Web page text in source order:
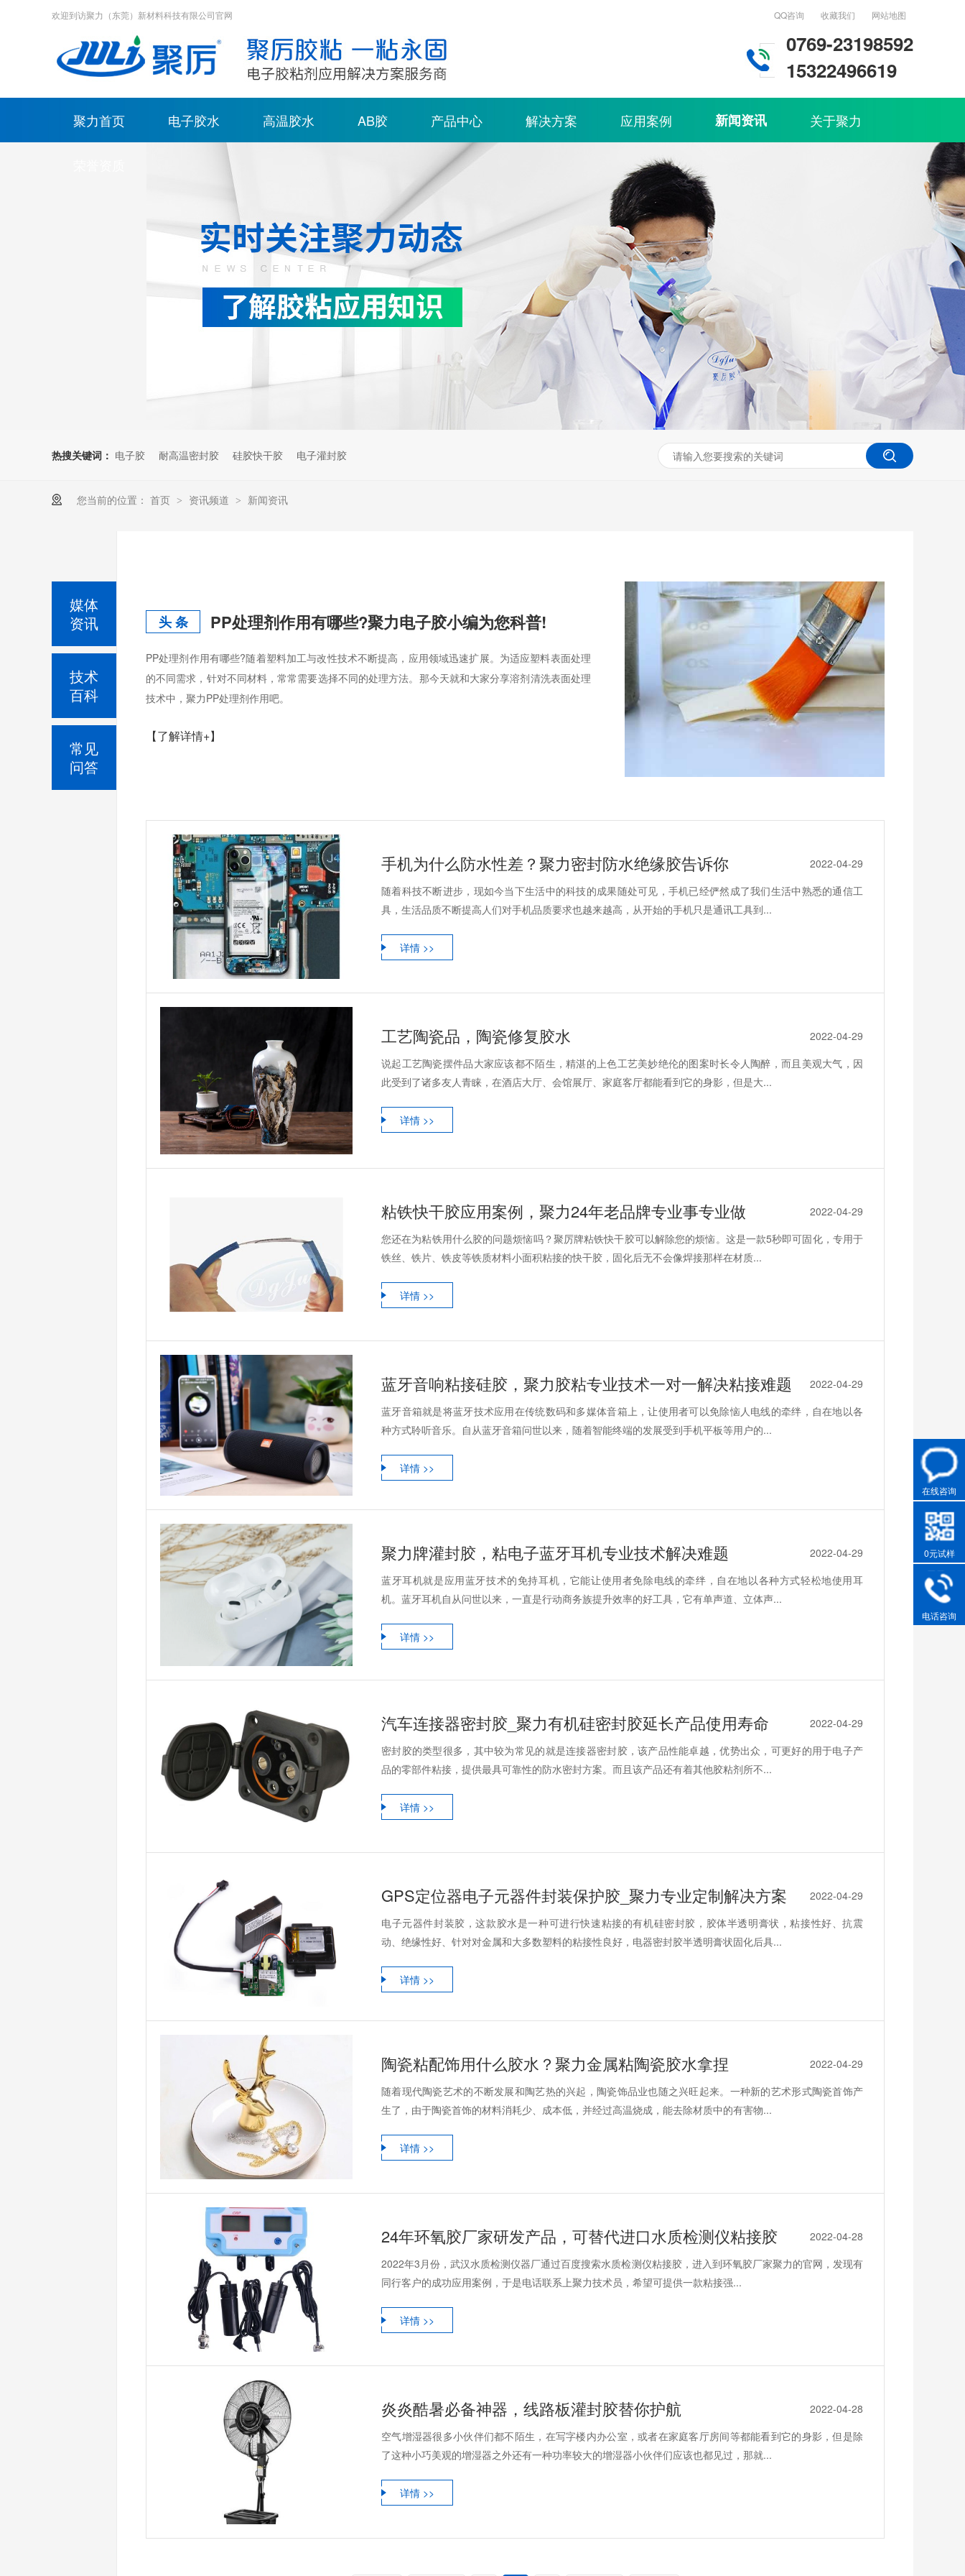
QQ咨询 收藏我们 网站地图
欢迎到访聚力（东莞）新材料科技有限公司官网
0769-23198592
15322496619
聚力首页 电子胶水 高温胶水 AB胶 产品中心 解决方案 应用案例 新闻资讯 关于聚力
热搜关键词： 电子胶 耐高温密封胶 硅胶快干胶 电子灌封胶
您当前的位置： 首页 > 资讯频道 > 新闻资讯
头 条 PP处理剂作用有哪些?聚力电子胶小编为您科普!
PP处理剂作用有哪些?随着塑料加工与改性技术不断提高，应用领域迅速扩展。为适应塑料表面处理
的不同需求，针对不同材料，常常需要选择不同的处理方法。那今天就和大家分享溶剂清洗表面处理
技术中，聚力PP处理剂作用吧。
【了解详情+】
2022-04-29
手机为什么防水性差？聚力密封防水绝缘胶告诉你
随着科技不断进步，现如今当下生活中的科技的成果随处可见，手机已经俨然成了我们生活中熟悉的通信工
具，生活品质不断提高人们对手机品质要求也越来越高，从开始的手机只是通讯工具到...
详情 >>
2022-04-29
工艺陶瓷品，陶瓷修复胶水
说起工艺陶瓷摆件品大家应该都不陌生，精湛的上色工艺美妙绝伦的图案时长令人陶醉，而且美观大气，因
此受到了诸多友人青睐，在酒店大厅、会馆展厅、家庭客厅都能看到它的身影，但是大...
详情 >>
2022-04-29
粘铁快干胶应用案例，聚力24年老品牌专业事专业做
您还在为粘铁用什么胶的问题烦恼吗？聚厉牌粘铁快干胶可以解除您的烦恼。这是一款5秒即可固化，专用于
铁丝、铁片、铁皮等铁质材料小面积粘接的快干胶，固化后无不会像焊接那样在材质...
详情 >>
2022-04-29
蓝牙音响粘接硅胶，聚力胶粘专业技术一对一解决粘接难题
蓝牙音箱就是将蓝牙技术应用在传统数码和多媒体音箱上，让使用者可以免除恼人电线的牵绊，自在地以各
种方式聆听音乐。自从蓝牙音箱问世以来，随着智能终端的发展受到手机平板等用户的...
详情 >>
2022-04-29
聚力牌灌封胶，粘电子蓝牙耳机专业技术解决难题
蓝牙耳机就是应用蓝牙技术的免持耳机，它能让使用者免除电线的牵绊，自在地以各种方式轻松地使用耳
机。蓝牙耳机自从问世以来，一直是行动商务族提升效率的好工具，它有单声道、立体声...
详情 >>
2022-04-29
汽车连接器密封胶_聚力有机硅密封胶延长产品使用寿命
密封胶的类型很多，其中较为常见的就是连接器密封胶，该产品性能卓越，优势出众，可更好的用于电子产
品的零部件粘接，提供最具可靠性的防水密封方案。而且该产品还有着其他胶粘剂所不...
详情 >>
2022-04-29
GPS定位器电子元器件封装保护胶_聚力专业定制解决方案
电子元器件封装胶，这款胶水是一种可进行快速粘接的有机硅密封胶，胶体半透明膏状，粘接性好、抗震
动、绝缘性好、针对对金属和大多数塑料的粘接性良好，电器密封胶半透明膏状固化后具...
详情 >>
2022-04-29
陶瓷粘配饰用什么胶水？聚力金属粘陶瓷胶水拿捏
随着现代陶瓷艺术的不断发展和陶艺热的兴起，陶瓷饰品业也随之兴旺起来。一种新的艺术形式陶瓷首饰产
生了，由于陶瓷首饰的材料消耗少、成本低，并经过高温烧成，能去除材质中的有害物...
详情 >>
2022-04-28
24年环氧胶厂家研发产品，可替代进口水质检测仪粘接胶
2022年3月份，武汉水质检测仪器厂通过百度搜索水质检测仪粘接胶，进入到环氧胶厂家聚力的官网，发现有
同行客户的成功应用案例，于是电话联系上聚力技术员，希望可提供一款粘接强...
详情 >>
2022-04-28
炎炎酷暑必备神器，线路板灌封胶替你护航
空气增湿器很多小伙伴们都不陌生，在写字楼内办公室，或者在家庭客厅房间等都能看到它的身影，但是除
了这种小巧美观的增湿器之外还有一种功率较大的增湿器小伙伴们应该也都见过，那就...
详情 >>
媒体
资讯
技术
百科
常见
问答
在线咨询
0元试样
电话咨询